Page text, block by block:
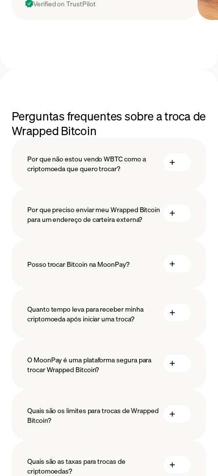
Verified on TrustPilot
Perguntas frequentes sobre a troca de
Wrapped Bitcoin
Por que não estou vendo WBTC como a
criptomoeda que quero trocar?
Por que preciso enviar meu Wrapped Bitcoin
para um endereço de carteira externa?
Posso trocar Bitcoin na MoonPay?
Quanto tempo leva para receber minha
criptomoeda após iniciar uma troca?
O MoonPay é uma plataforma segura para
trocar Wrapped Bitcoin?
Quais são os limites para trocas de Wrapped
Bitcoin?
Quais são as taxas para trocas de
criptomoedas?